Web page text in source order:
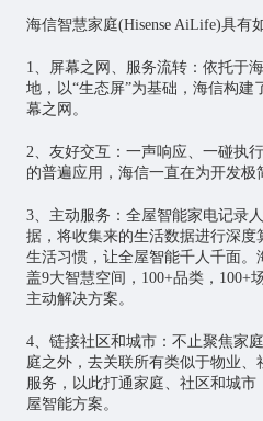
海信智慧家庭(Hisense AiLife)具有
1、屏幕之网、服务流转：依托于
地，以“生态屏”为基础，海信构
幕之网。
2、友好交互：一声响应、一碰执
的普遍应用，海信一直在为开发极
3、主动服务：全屋智能家电记录
据，将收集来的生活数据进行深
生活习惯，让全屋智能千人千面
盖9大智慧空间，100+品类，100+
主动解决方案。
4、链接社区和城市：不止聚焦家
庭之外，去关联所有类似于物业
服务，以此打通家庭、社区和城市
屋智能方案。